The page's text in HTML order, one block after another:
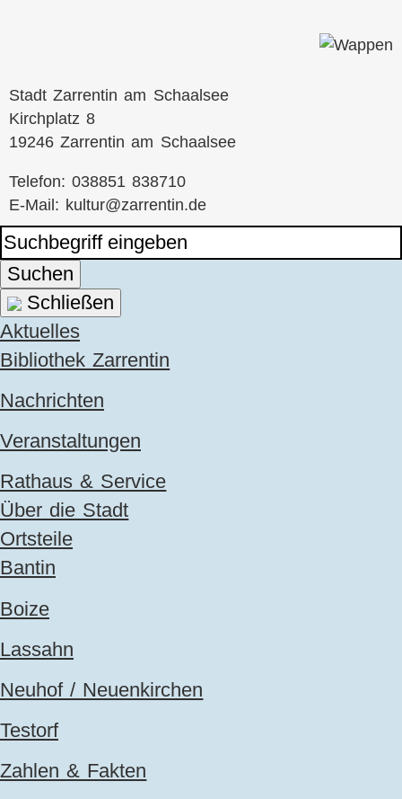
Stadt Zarrentin am Schaalsee
Kirchplatz 8
19246 Zarrentin am Schaalsee
Telefon: 038851 838710
E-Mail: kultur@zarrentin.de
Suchen
Schließen
Navigation
überspringen
Aktuelles
Bibliothek Zarrentin
Nachrichten
Veranstaltungen
Rathaus & Service
Über die Stadt
Ortsteile
Bantin
Boize
Lassahn
Neuhof / Neuenkirchen
Testorf
Zahlen & Fakten